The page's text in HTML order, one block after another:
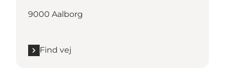
9000 Aalborg
Find vej